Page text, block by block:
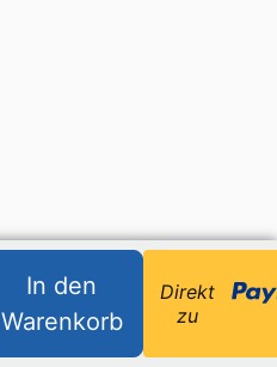
In den
Warenkorb
Direkt
zu